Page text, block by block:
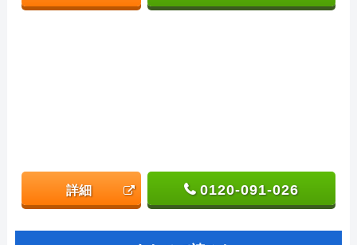
詳細 0120-091-026